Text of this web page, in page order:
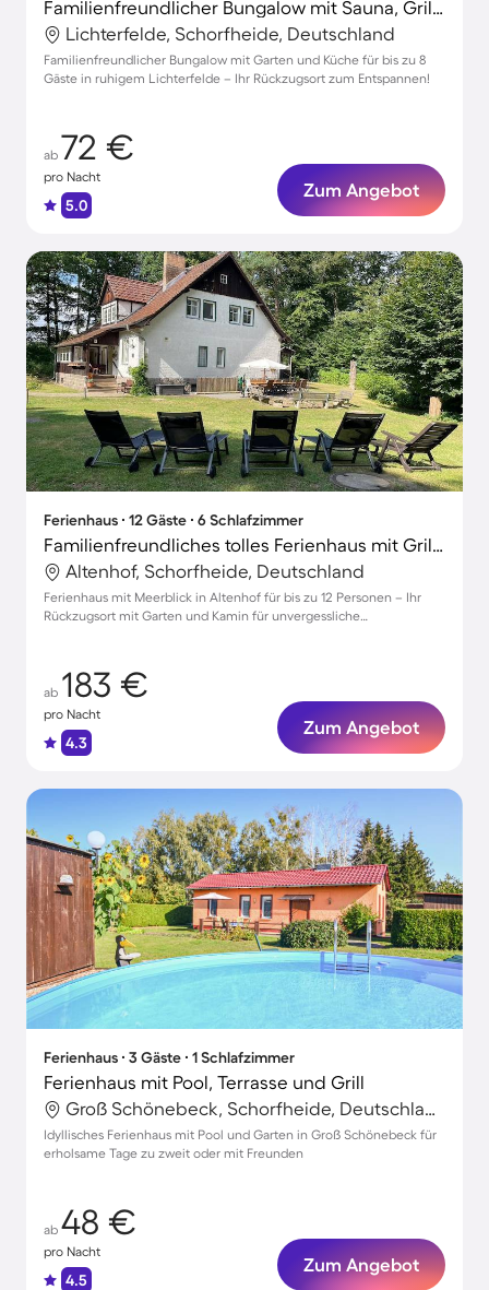
Familienfreundlicher Bungalow mit Sauna, Grill und Garten | Gartenblick
Lichterfelde, Schorfheide, Deutschland
Familienfreundlicher Bungalow mit Garten und Küche für bis zu 8
Gäste in ruhigem Lichterfelde – Ihr Rückzugsort zum Entspannen!
ab 72 €
pro Nacht
5.0
Zum Angebot
Ferienhaus ∙ 12 Gäste ∙ 6 Schlafzimmer
Familienfreundliches tolles Ferienhaus mit Grill, Terrasse und Garten | Naturblick | Haustierfreundlich
Altenhof, Schorfheide, Deutschland
Ferienhaus mit Meerblick in Altenhof für bis zu 12 Personen – Ihr
Rückzugsort mit Garten und Kamin für unvergessliche
ab 183 €
pro Nacht
4.3
Zum Angebot
Ferienhaus ∙ 3 Gäste ∙ 1 Schlafzimmer
Ferienhaus mit Pool, Terrasse und Grill
Groß Schönebeck, Schorfheide, Deutschland
Idyllisches Ferienhaus mit Pool und Garten in Groß Schönebeck für
erholsame Tage zu zweit oder mit Freunden
ab 48 €
pro Nacht
4.5
Zum Angebot